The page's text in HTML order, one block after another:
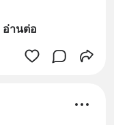
อ่านต่อ